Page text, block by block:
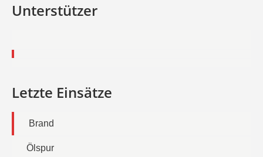
Unterstützer
Letzte Einsätze
Brand
Ölspur